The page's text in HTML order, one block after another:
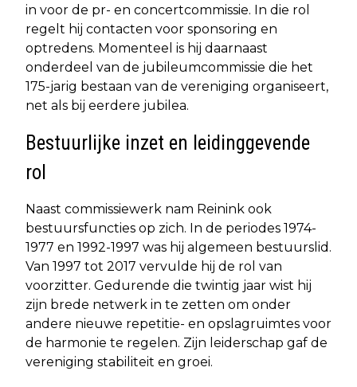
in voor de pr- en concertcommissie. In die rol
regelt hij contacten voor sponsoring en
optredens. Momenteel is hij daarnaast
onderdeel van de jubileumcommissie die het
175-jarig bestaan van de vereniging organiseert,
net als bij eerdere jubilea.
Bestuurlijke inzet en leidinggevende
rol
Naast commissiewerk nam Reinink ook
bestuursfuncties op zich. In de periodes 1974-
1977 en 1992-1997 was hij algemeen bestuurslid.
Van 1997 tot 2017 vervulde hij de rol van
voorzitter. Gedurende die twintig jaar wist hij
zijn brede netwerk in te zetten om onder
andere nieuwe repetitie- en opslagruimtes voor
de harmonie te regelen. Zijn leiderschap gaf de
vereniging stabiliteit en groei.